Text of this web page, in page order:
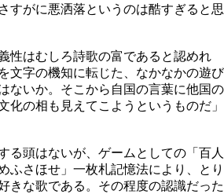
すがに悪洒落というのは酷すぎると思
性はむしろ詩歌の富であると認めれ
文字の機知に転じた、なかなかの遊び
ないか。そこから自国の言葉に他国の
化の相も見えてこようというものだ」
る頭はないが、ゲームとしての「百人
ふさほせ」一枚札記憶法により、とり
きな歌である。その程度の認識だった